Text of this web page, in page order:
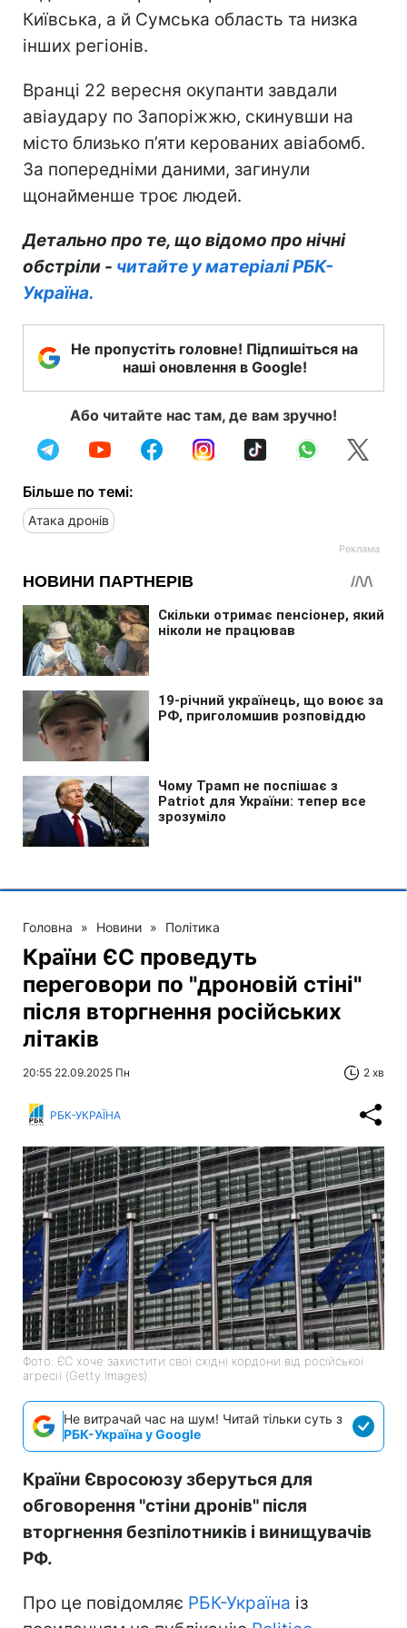
Київська, а й Сумська область та низка
інших регіонів.
Вранці 22 вересня окупанти завдали
авіаудару по Запоріжжю, скинувши на
місто близько п’яти керованих авіабомб.
За попередніми даними, загинули
щонайменше троє людей.
Детально про те, що відомо про нічні
обстріли - читайте у матеріалі РБК-
Україна.
Не пропустіть головне! Підпишіться на
наші оновлення в Google!
Або читайте нас там, де вам зручно!
Більше по темі:
Атака дронів
Головна » Новини » Політика
Країни ЄС проведуть
переговори по "дроновій стіні"
після вторгнення російських
літаків
20:55 22.09.2025 Пн 2 хв
РБК-УКРАЇНА
Фото: ЄС хоче захистити свої східні кордони від російської
агресії (Getty Images)
Не витрачай час на шум! Читай тільки суть з
РБК-Україна у Google
Країни Євросоюзу зберуться для
обговорення "стіни дронів" після
вторгнення безпілотників і винищувачів
РФ.
Про це повідомляє РБК-Україна із